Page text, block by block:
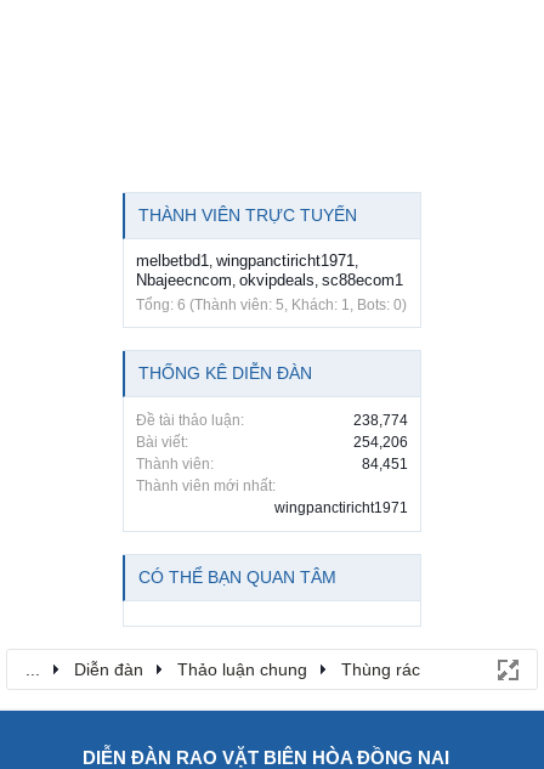
THÀNH VIÊN TRỰC TUYẾN
melbetbd1 wingpanctiricht1971
Nbajeecncom okvipdeals sc88ecom1
Tổng: 6 (Thành viên: 5, Khách: 1, Bots: 0)
THỐNG KÊ DIỄN ĐÀN
Đề tài thảo luận:
238,774
Bài viết:
254,206
Thành viên:
84,451
Thành viên mới nhất:
wingpanctiricht1971
CÓ THỂ BẠN QUAN TÂM
Diễn đàn Thảo luận chung Thùng rác
DIỄN ĐÀN RAO VẶT BIÊN HÒA ĐỒNG NAI